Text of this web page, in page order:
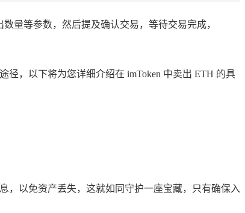
数量等参数，然后提及确认交易，等待交易完成，
径，以下将为您详细介绍在 imToken 中卖出 ETH 的具
，以免资产丢失，这就如同守护一座宝藏，只有确保入